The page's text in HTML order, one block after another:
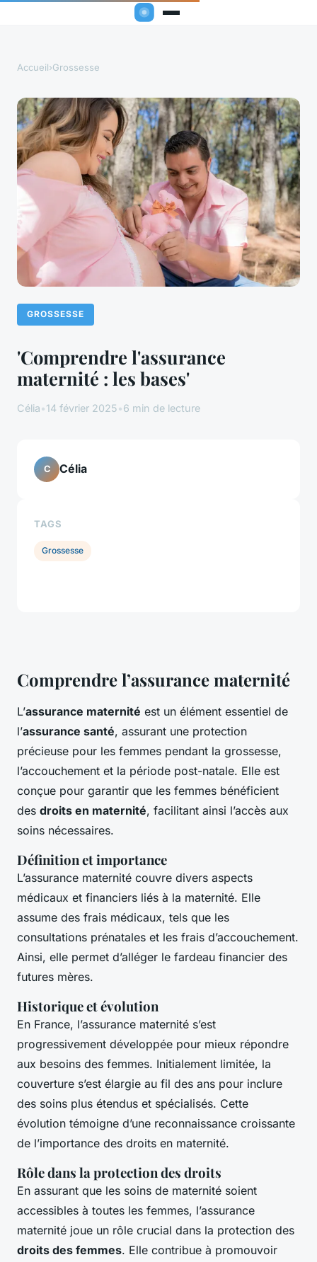
Accueil›Grossesse
GROSSESSE
'Comprendre l'assurance
maternité : les bases'
Célia•14 février 2025•6 min de lecture
Comprendre l’assurance maternité
L’assurance maternité est un élément essentiel de
l’assurance santé, assurant une protection
précieuse pour les femmes pendant la grossesse,
l’accouchement et la période post-natale. Elle est
conçue pour garantir que les femmes bénéficient
des droits en maternité, facilitant ainsi l’accès aux
soins nécessaires.
Définition et importance
L’assurance maternité couvre divers aspects
médicaux et financiers liés à la maternité. Elle
assume des frais médicaux, tels que les
consultations prénatales et les frais d’accouchement.
Ainsi, elle permet d’alléger le fardeau financier des
futures mères.
Historique et évolution
En France, l’assurance maternité s’est
progressivement développée pour mieux répondre
aux besoins des femmes. Initialement limitée, la
couverture s’est élargie au fil des ans pour inclure
des soins plus étendus et spécialisés. Cette
évolution témoigne d’une reconnaissance croissante
de l’importance des droits en maternité.
Rôle dans la protection des droits
En assurant que les soins de maternité soient
accessibles à toutes les femmes, l’assurance
maternité joue un rôle crucial dans la protection des
droits des femmes. Elle contribue à promouvoir
C Célia
TAGS
Grossesse